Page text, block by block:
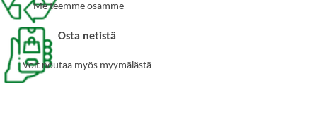
Me teemme osamme
Osta netistä
Voit noutaa myös myymälästä